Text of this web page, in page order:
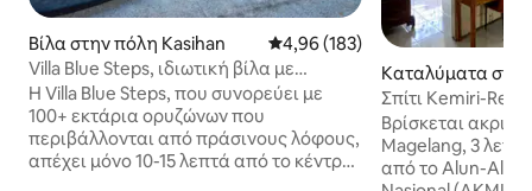
Βίλα στην πόλη Kasihan Μέση βαθμολογία: 4,96 στα 5,
4,96 (183)
Villa Blue Steps, ιδιωτική βίλα με
εκπληκτική θέα
Η Villa Blue Steps, που συνορεύει με
100+ εκτάρια ορυζώνων που
περιβάλλονται από πράσινους λόφους,
απέχει μόνο 10-15 λεπτά από το κέντρο
Καταλύματα
atan Magelang
Σπίτι Kemiri-Rejo
Borobudur,
Βρίσκεται
Magelang, 3
από το Alun-Alun